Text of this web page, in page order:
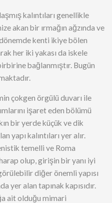
kalıntıları genellikle
akan bir ırmağın ağzında ve
kenti ikiye bölen
her iki yakası da iskele
bağlanmıştır. Bugün
çokgen örgülü duvarı ile
işaret eden bölümü
bir yerde küçük ve dik
yapı kalıntıları yer alır.
temelli ve Roma
olup, girişin bir yanı iyi
diğer önemli yapısı
yer alan tapınak kapısıdır.
ait olduğu mimari